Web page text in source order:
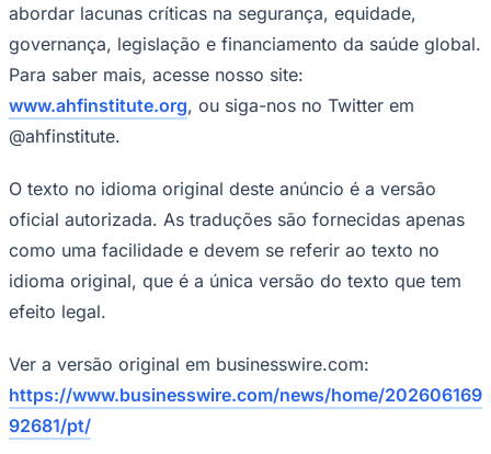
abordar lacunas críticas na segurança, equidade,
governança, legislação e financiamento da saúde global.
Para saber mais, acesse nosso site:
www.ahfinstitute.org, ou siga-nos no Twitter em
@ahfinstitute.
O texto no idioma original deste anúncio é a versão
oficial autorizada. As traduções são fornecidas apenas
como uma facilidade e devem se referir ao texto no
idioma original, que é a única versão do texto que tem
efeito legal.
Ver a versão original em businesswire.com:
https://www.businesswire.com/news/home/202606169
92681/pt/